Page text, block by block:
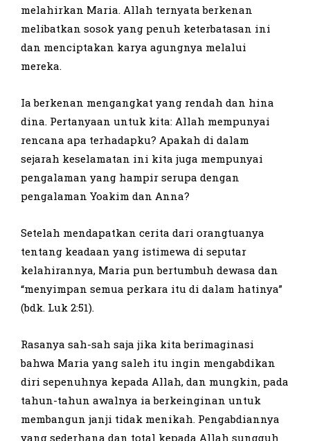
melahirkan Maria. Allah ternyata berkenan
melibatkan sosok yang penuh keterbatasan ini
dan menciptakan karya agungnya melalui
mereka.
Ia berkenan mengangkat yang rendah dan hina
dina. Pertanyaan untuk kita: Allah mempunyai
rencana apa terhadapku? Apakah di dalam
sejarah keselamatan ini kita juga mempunyai
pengalaman yang hampir serupa dengan
pengalaman Yoakim dan Anna?
Setelah mendapatkan cerita dari orangtuanya
tentang keadaan yang istimewa di seputar
kelahirannya, Maria pun bertumbuh dewasa dan
“menyimpan semua perkara itu di dalam hatinya”
(bdk. Luk 2:51).
Rasanya sah-sah saja jika kita berimaginasi
bahwa Maria yang saleh itu ingin mengabdikan
diri sepenuhnya kepada Allah, dan mungkin, pada
tahun-tahun awalnya ia berkeinginan untuk
membangun janji tidak menikah. Pengabdiannya
yang sederhana dan total kepada Allah sungguh